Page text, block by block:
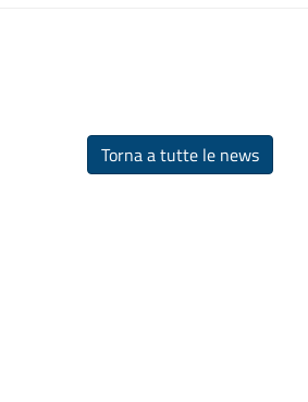
Torna a tutte le news